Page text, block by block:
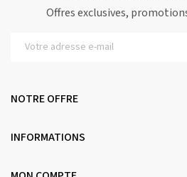
Offres exclusives,
NOTRE OFFRE
INFORMATIONS